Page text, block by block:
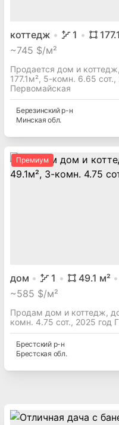
коттедж 1 177.1
~745 $/м²
Продается дом и
177.1м², 5-комн. 6.65
Первомайская
Березинскийр-н
Минская обл.
Премиум
дом 1 49.1 м²
~585 $/м²
Продам дом и коттедж,
комн. 4.75 сот., 2025 год
Брестский р-н
Брестская обл.